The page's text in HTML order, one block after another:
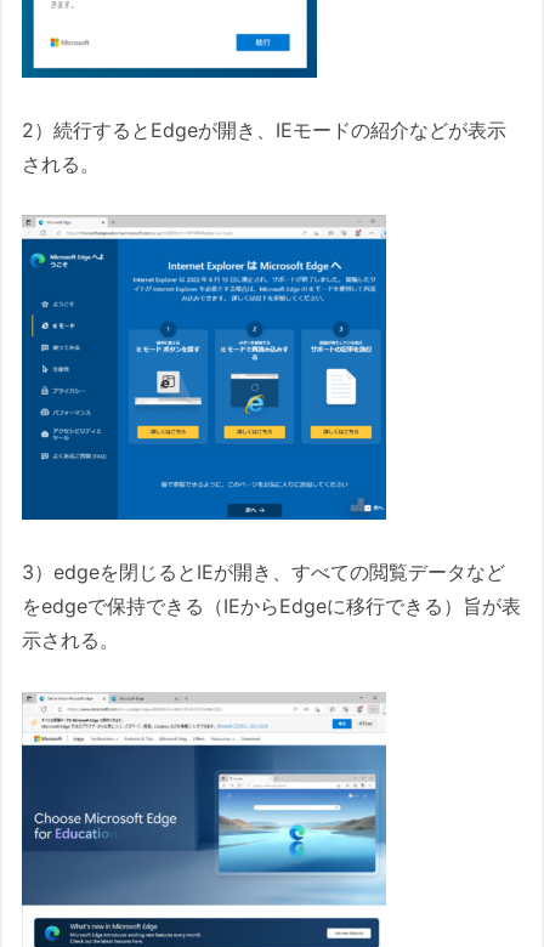
2）続行するとEdgeが開き、IEモードの紹介などが表示
される。
3）edgeを閉じるとIEが開き、すべての閲覧データなど
をedgeで保持できる（IEからEdgeに移行できる）旨が表
示される。